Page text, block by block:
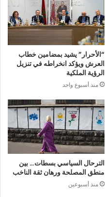
“الأحرار” يشيد بمضامين خطاب
العرش ويؤكد انخراطه في تنزيل
الرؤية الملكية
منذ أسبوع واحد
الترحال السياسي بسطات… بين
منطق المصلحة ورهان ثقة الناخب
منذ أسبوعين